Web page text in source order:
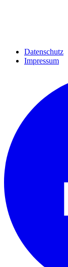
Datenschutz
Impressum